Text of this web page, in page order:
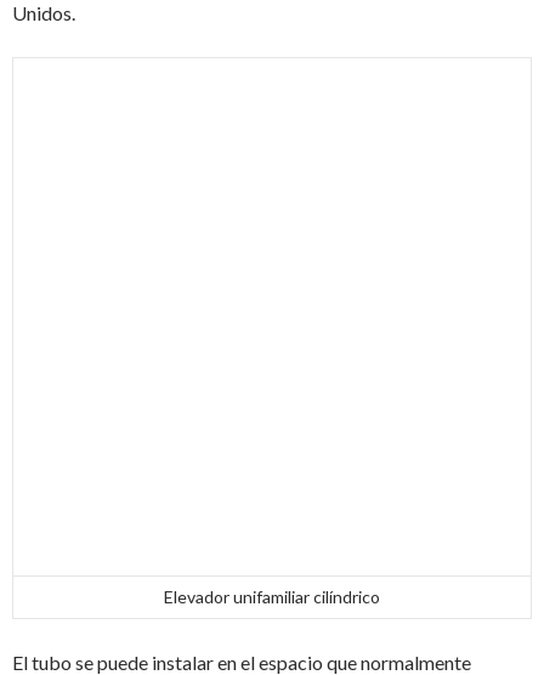
Unidos.
Elevador unifamiliar cilíndrico
El tubo se puede instalar en el espacio que normalmente